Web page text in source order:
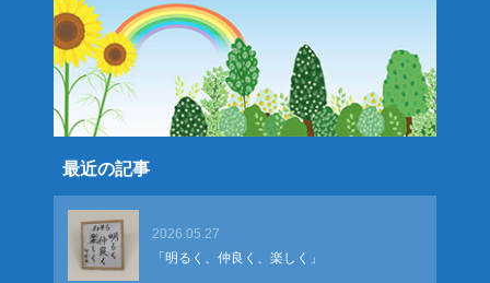
最近の記事
2026.05.27
「明るく、仲良く、楽しく」